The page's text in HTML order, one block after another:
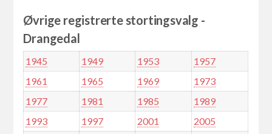
Øvrige registrerte stortingsvalg -
Drangedal
1945 1949 1953
1957
1961
1965 1969
1973
1977
1981 1985
1989
1993
1997 2001
2005